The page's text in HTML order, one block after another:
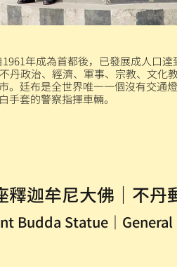
年成為首都後，已發展成人口達
丹政治、經濟、軍事、宗教、文化
。廷布是全世界唯一一個沒有交通
手套的警察指揮車輛。
釋迦牟尼大佛｜不
Budda Statue｜